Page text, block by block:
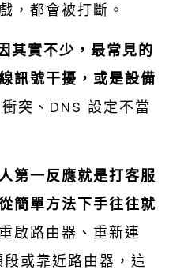
，都會被打斷。
其實不少，最常見的
訊號干擾，或是設備
突、DNS 設定不當
第一反應就是打客服
簡單方法下手往往就
啟路由器、重新連
或靠近路由器，這